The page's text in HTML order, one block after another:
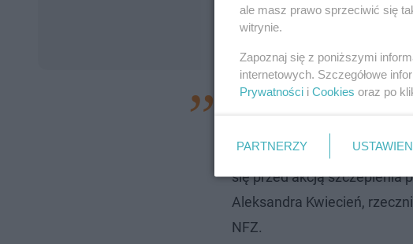
Następne
Szpitale węzłowe
przychodni zdrowia, aptek.
się przed akcją szczepienia
Aleksandra Kwiecień,
NFZ.
ale masz prawo sprzeciwić się
witrynie.
Zapoznaj się z poniższymi
internetowych. Szczegółowe
Prywatności i Cookies oraz po
PARTNERZY